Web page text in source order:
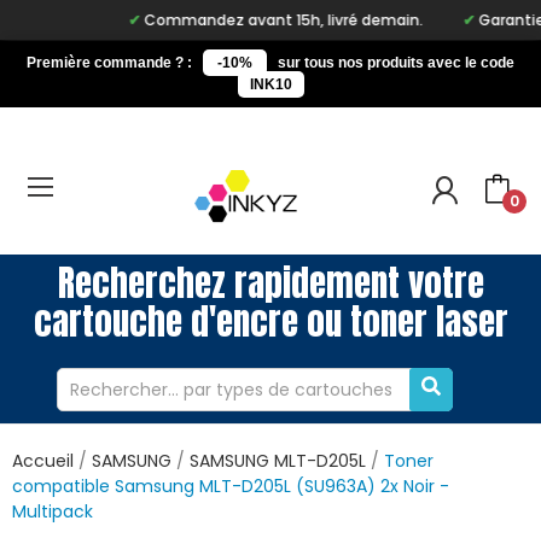
Commandez avant 15h, livré demain. Garantie
Première commande ? : -10%
sur tous nos produits avec le code
INK10
0
Recherchez rapidement votre
cartouche d'encre ou toner laser
Accueil SAMSUNG SAMSUNG MLT-D205L
Toner
compatible Samsung MLT-D205L (SU963A) 2x Noir -
Multipack